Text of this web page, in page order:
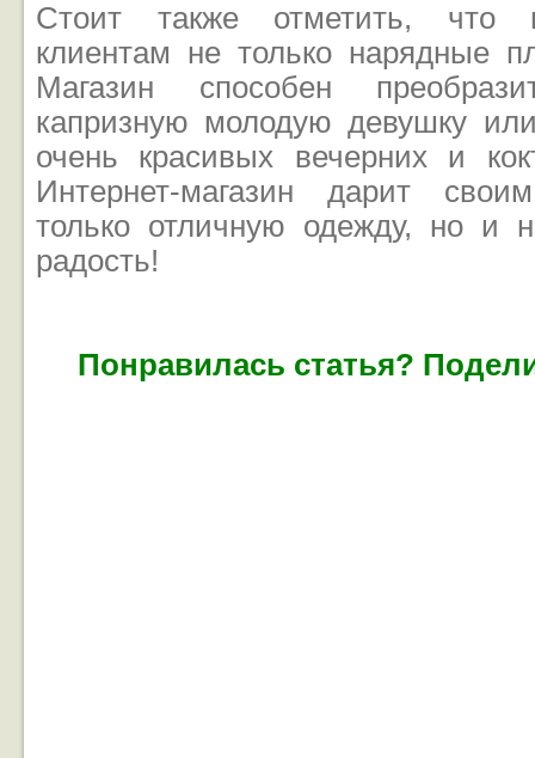
Стоит также отметить, что
клиентам не только нарядные
Магазин способен
капризную молодую девушку
очень красивых вечерних и
Интернет-магазин дарит
только отличную одежду, но и
радость!
Понравилась статья?